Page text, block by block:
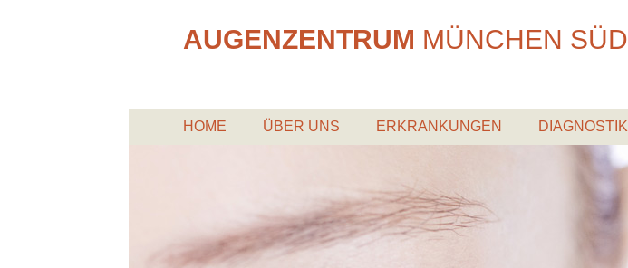
AUGENZENTRUM MÜNCHEN SÜD
HOME ÜBER UNS ERKRANKUNGEN DIAGNOSTIK